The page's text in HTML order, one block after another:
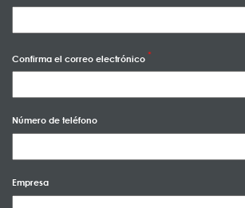
Confirma el correo electrónico
Número de teléfono
Empresa